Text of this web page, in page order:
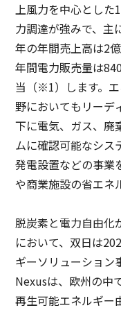
上風力を中心とした
力調達が強みで、主
年の年間売上高は2
年間電力販売量は
当（※1）します。
野においてもリーデ
下に電気、ガス、廃
ムに確認可能なシス
発電設置などの事業
や商業施設の省エネ
脱炭素と電力自由化
において、双日は
ギーソリューション
Nexusは、欧州の中
再生可能エネルギー